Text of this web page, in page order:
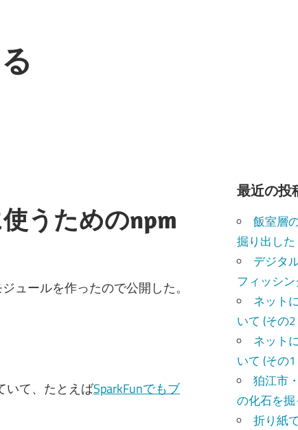
うためのnpm
ュールを作ったので公開した。
いて、たとえばSparkFunでもブ
最近の投
飯室層
掘り出した
デジタ
フィッシ
ネット
いて (その
ネット
いて (その
狛江市
の化石を
折り紙